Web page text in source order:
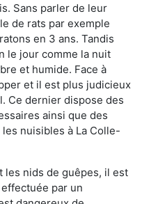
Sans parler de leur
de rats par exemple
en 3 ans. Tandis
le jour comme la nuit
et humide. Face à
et il est plus judicieux
Ce dernier dispose des
ainsi que des
nuisibles à La Colle-
les nids de guêpes, il est
par un